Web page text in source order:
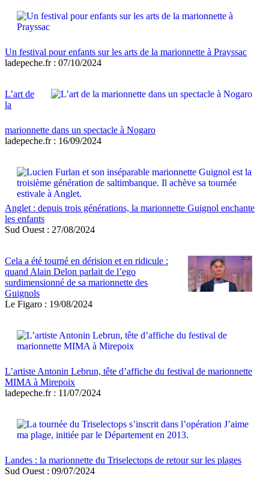
Un festival pour enfants sur les arts de la marionnette à Prayssac
ladepeche.fr : 07/10/2024
L’art de
la
marionnette dans un spectacle à Nogaro
ladepeche.fr : 16/09/2024
Anglet : depuis trois générations, la marionnette Guignol enchante
les enfants
Sud Ouest : 27/08/2024
Cela a été tourné en dérision et en ridicule :
quand Alain Delon parlait de l’ego
surdimensionné de sa marionnette des
Guignols
Le Figaro : 19/08/2024
L’artiste Antonin Lebrun, tête d’affiche du festival de marionnette
MIMA à Mirepoix
ladepeche.fr : 11/07/2024
Landes : la marionnette du Triselectops de retour sur les plages
Sud Ouest : 09/07/2024